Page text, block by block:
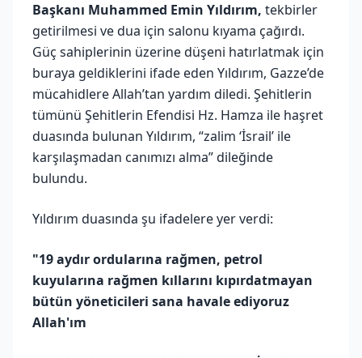
Başkanı Muhammed Emin Yıldırım, tekbirler
getirilmesi ve dua için salonu kıyama çağırdı.
Güç sahiplerinin üzerine düşeni hatırlatmak için
buraya geldiklerini ifade eden Yıldırım, Gazze’de
mücahidlere Allah’tan yardım diledi. Şehitlerin
tümünü Şehitlerin Efendisi Hz. Hamza ile haşret
duasında bulunan Yıldırım, “zalim ‘İsrail’ ile
karşılaşmadan canımızı alma” dileğinde
bulundu.
Yıldırım duasında şu ifadelere yer verdi:
"19 aydır ordularına rağmen, petrol
kuyularına rağmen kıllarını kıpırdatmayan
bütün yöneticileri sana havale ediyoruz
Allah'ım